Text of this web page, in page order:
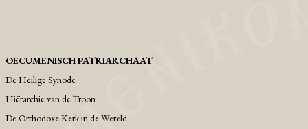
OECUMENISCH PATRIARCHAAT
De Heilige Synode
Hiërarchie van de Troon
De Orthodoxe Kerk in de Wereld